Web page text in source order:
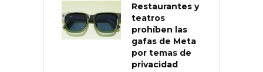
Restaurantes y
teatros
prohíben las
gafas de Meta
por temas de
privacidad